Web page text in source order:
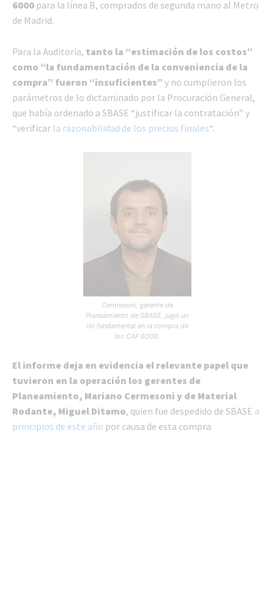
6000 para la línea B, comprados de segunda mano al Metro
de Madrid.
Para la Auditoría, tanto la “estimación de los costos”
como “la fundamentación de la conveniencia de la
compra” fueron “insuficientes” y no cumplieron los
parámetros de lo dictaminado por la Procuración General,
que había ordenado a SBASE “justificar la contratación” y
“verificar la razonabilidad de los precios finales“.
Cermesoni, gerente de
Planeamiento de SBASE, jugó un
rol fundamental en la compra de
los CAF 6000.
El informe deja en evidencia el relevante papel que
tuvieron en la operación los gerentes de
Planeamiento, Mariano Cermesoni y de Material
Rodante, Miguel Ditamo, quien fue despedido de SBASE a
principios de este año por causa de esta compra.